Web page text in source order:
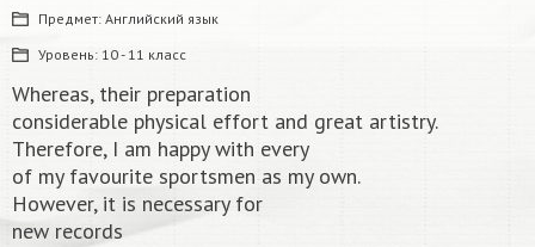
Предмет: Английский язык
Уровень: 10 - 11 класс
Whereas, their preparation
considerable physical effort and great artistry.
Therefore, I am happy with every
of my favourite sportsmen as my own.
However, it is necessary for
new records​